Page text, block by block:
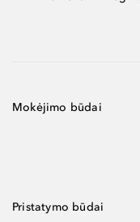
Mokėjimo būdai
Pristatymo būdai